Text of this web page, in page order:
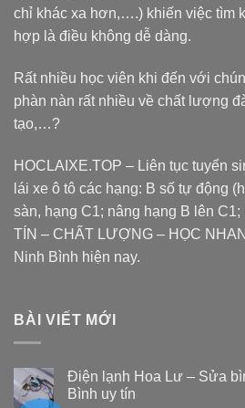
chỉ khác xa hơn,….) khiến việc tìm
hợp là điều không dễ dàng.
Rất nhiều học viên khi đến với
phàn nàn rất nhiều về chất lượng
tạo,…?
HOCLAIXE.TOP – Liên tục tuyển
lái xe ô tô các hạng: B số tự động
sàn, hạng C1; nâng hạng B lên
TÍN – CHẤT LƯỢNG – HỌC
Ninh Bình hiện nay.
BÀI VIẾT MỚI
Điện lạnh Hoa Lư – Sửa
Bình uy tín